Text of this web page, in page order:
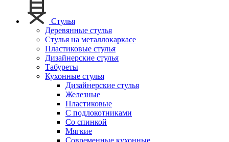
Стулья
Деревянные стулья
Стулья на металлокаркасе
Пластиковые стулья
Дизайнерские стулья
Табуреты
Кухонные стулья
Дизайнерские стулья
Железные
Пластиковые
С подлокотниками
Со спинкой
Мягкие